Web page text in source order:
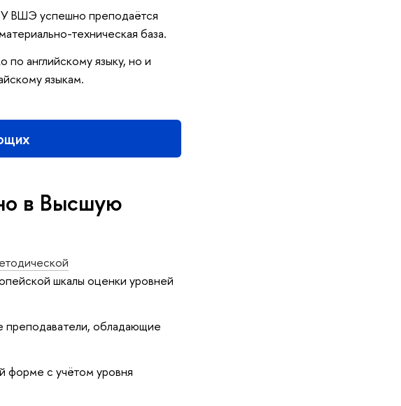
ВШЭ успешно преподаётся
техническая база.
английскому языку, но и
языкам.
в Высшую
шкалы оценки уровней
преподаватели, обладающие
форме с учётом уровня